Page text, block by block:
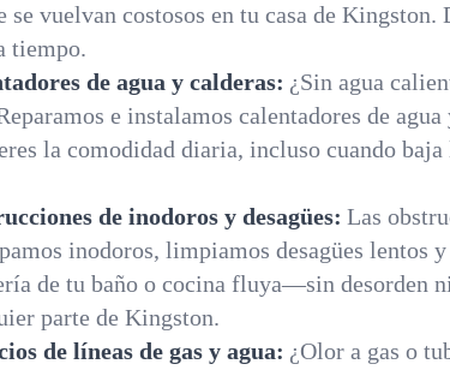
se vuelvan costosos en tu casa de Kingston.
tiempo.
de agua y calderas: ¿Sin agua
e instalamos calentadores de agua
la comodidad diaria, incluso cuando baja
de inodoros y desagües: Las
inodoros, limpiamos desagües lentos
de tu baño o cocina fluya—sin desorden
parte de Kingston.
de líneas de gas y agua: ¿Olor a gas o